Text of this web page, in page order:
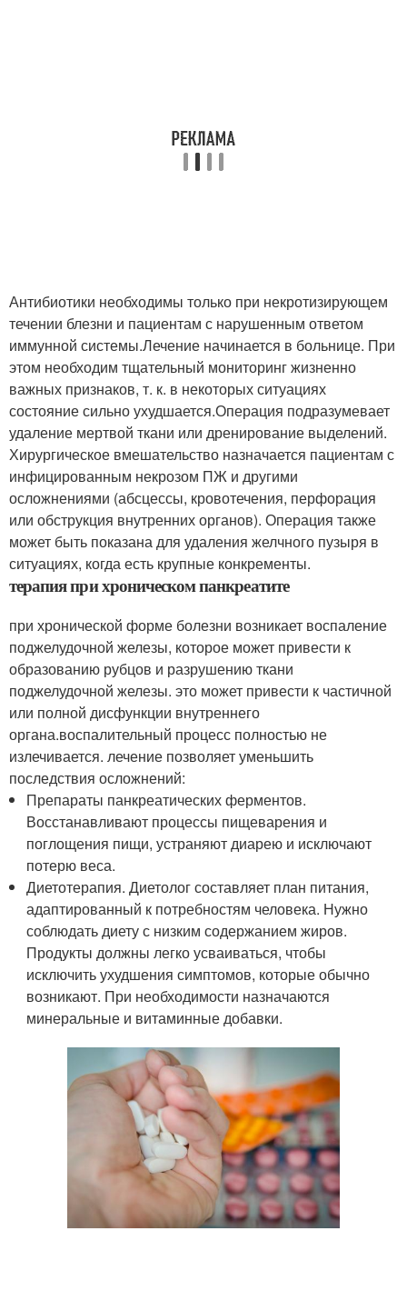
Антибиотики необходимы только при некротизирующем
течении блезни и пациентам с нарушенным ответом
иммунной системы.Лечение начинается в больнице. При
этом необходим тщательный мониторинг жизненно
важных признаков, т. к. в некоторых ситуациях
состояние сильно ухудшается.Операция подразумевает
удаление мертвой ткани или дренирование выделений.
Хирургическое вмешательство назначается пациентам с
инфицированным некрозом ПЖ и другими
осложнениями (абсцессы, кровотечения, перфорация
или обструкция внутренних органов). Операция также
может быть показана для удаления желчного пузыря в
ситуациях, когда есть крупные конкременты.
терапия при хроническом панкреатите
при хронической форме болезни возникает воспаление
поджелудочной железы, которое может привести к
образованию рубцов и разрушению ткани
поджелудочной железы. это может привести к частичной
или полной дисфункции внутреннего
органа.воспалительный процесс полностью не
излечивается. лечение позволяет уменьшить
последствия осложнений:
Препараты панкреатических ферментов.
Восстанавливают процессы пищеварения и
поглощения пищи, устраняют диарею и исключают
потерю веса.
Диетотерапия. Диетолог составляет план питания,
адаптированный к потребностям человека. Нужно
соблюдать диету с низким содержанием жиров.
Продукты должны легко усваиваться, чтобы
исключить ухудшения симптомов, которые обычно
возникают. При необходимости назначаются
минеральные и витаминные добавки.